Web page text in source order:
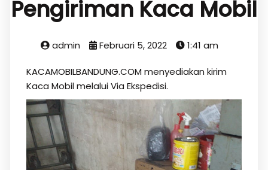
Pengiriman Kaca Mobil
admin Februari 5, 2022 1:41 am
KACAMOBILBANDUNG.COM menyediakan kirim
Kaca Mobil melalui Via Ekspedisi.